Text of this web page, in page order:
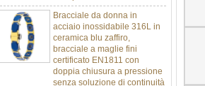
Bracciale da donna in
acciaio inossidabile 316L in
ceramica blu zaffiro,
bracciale a maglie fini
certificato EN1811 con
doppia chiusura a pressione
senza soluzione di continuità